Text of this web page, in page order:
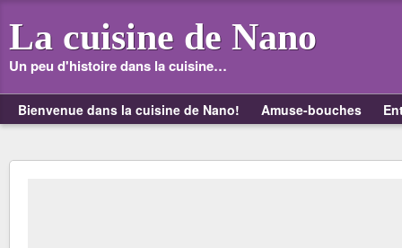
La cuisine de Nano
Un peu d'histoire dans la cuisine…
Bienvenue dans la cuisine de Nano! Amuse-bouches